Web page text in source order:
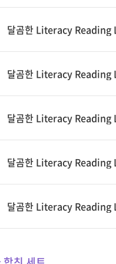
달곰한 Literacy Reading
달곰한 Literacy Reading
달곰한 Literacy Reading
달곰한 Literacy Reading
달곰한 Literacy Reading